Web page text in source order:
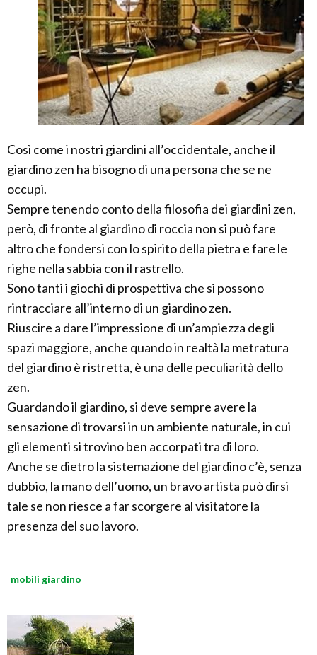
Così come i nostri giardini all’occidentale, anche il
giardino zen ha bisogno di una persona che se ne
occupi.
Sempre tenendo conto della filosofia dei giardini zen,
però, di fronte al giardino di roccia non si può fare
altro che fondersi con lo spirito della pietra e fare le
righe nella sabbia con il rastrello.
Sono tanti i giochi di prospettiva che si possono
rintracciare all’interno di un giardino zen.
Riuscire a dare l’impressione di un’ampiezza degli
spazi maggiore, anche quando in realtà la metratura
del giardino è ristretta, è una delle peculiarità dello
zen.
Guardando il giardino, si deve sempre avere la
sensazione di trovarsi in un ambiente naturale, in cui
gli elementi si trovino ben accorpati tra di loro.
Anche se dietro la sistemazione del giardino c’è, senza
dubbio, la mano dell’uomo, un bravo artista può dirsi
tale se non riesce a far scorgere al visitatore la
presenza del suo lavoro.
mobili giardino